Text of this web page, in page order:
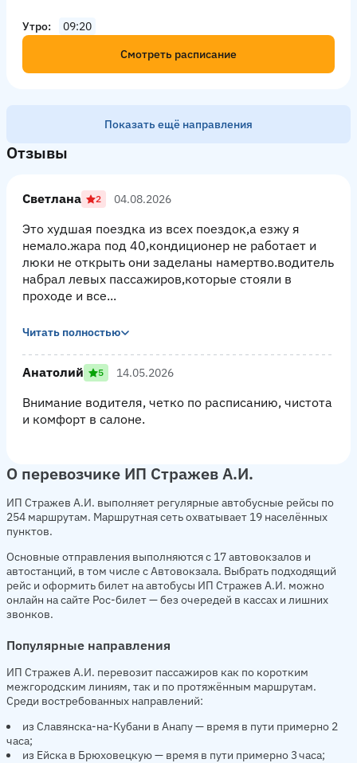
Утро
09:20
Смотреть расписание
Показать ещё направления
Отзывы
Светлана 2 04.08.2026
Это худшая поездка из всех поездок,а езжу я
немало.жара под 40,кондиционер не работает и
люки не открыть они заделаны намертво.водитель
набрал левых пассажиров,которые стояли в
проходе и все...
Читать полностью
Анатолий 5 14.05.2026
Внимание водителя, четко по расписанию, чистота
и комфорт в салоне.
О перевозчике ИП Стражев А.И.
ИП Стражев А.И. выполняет регулярные автобусные рейсы по
254 маршрутам. Маршрутная сеть охватывает 19 населённых
пунктов.
Основные отправления выполняются с 17 автовокзалов и
автостанций, в том числе с Автовокзала. Выбрать подходящий
рейс и оформить билет на автобусы ИП Стражев А.И. можно
онлайн на сайте Рос-билет — без очередей в кассах и лишних
звонков.
Популярные направления
ИП Стражев А.И. перевозит пассажиров как по коротким
межгородским линиям, так и по протяжённым маршрутам.
Среди востребованных направлений:
из Славянска-на-Кубани в Анапу — время в пути примерно 2
часа;
из Ейска в Брюховецкую — время в пути примерно 3 часа;